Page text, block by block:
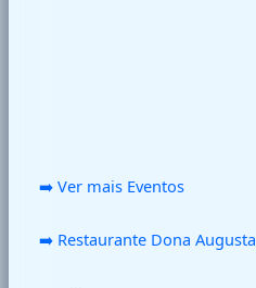
➡️ Ver mais Eventos
➡️ Restaurante Dona Augusta